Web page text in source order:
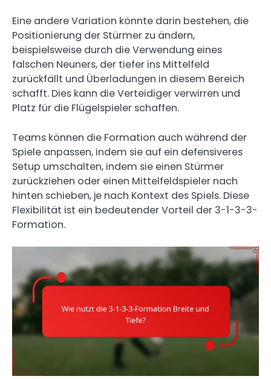
Eine andere Variation könnte darin bestehen, die
Positionierung der Stürmer zu ändern,
beispielsweise durch die Verwendung eines
falschen Neuners, der tiefer ins Mittelfeld
zurückfällt und Überladungen in diesem Bereich
schafft. Dies kann die Verteidiger verwirren und
Platz für die Flügelspieler schaffen.
Teams können die Formation auch während der
Spiele anpassen, indem sie auf ein defensiveres
Setup umschalten, indem sie einen Stürmer
zurückziehen oder einen Mittelfeldspieler nach
hinten schieben, je nach Kontext des Spiels. Diese
Flexibilität ist ein bedeutender Vorteil der 3-1-3-3-
Formation.